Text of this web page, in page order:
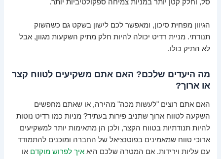
סל, וחלק קטן יותר במניות צמיחה ספקולטיביות יותר.
הגיוון מפחית סיכון, ומאפשר לכם לישון בשקט גם כשהשוק
תנודתי. מניית רדיט יכולה להיות חלק מתיק השקעות מגוון, אבל
לא התיק כולו.
מה היעדים שלכם? האם אתם משקיעים לטווח קצר
או ארוך?
האם אתם רוצים "לעשות מכה" מהירה, או שאתם מחפשים
השקעה לטווח ארוך שתניב פירות בעתיד? מניות כמו רדיט נוטות
להיות תנודתיות בטווח הקצר, ולכן הן מתאימות יותר למשקיעים
ארוכי טווח שמאמינים בפוטנציאל של החברה ומוכנים להתמודד
עם עליות וירידות. אם המטרה שלכם היאאיך לפרוש מוקדם או